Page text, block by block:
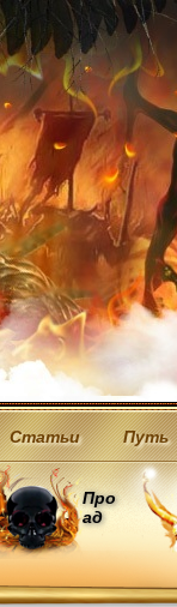
Статьи Путь
Про
ад